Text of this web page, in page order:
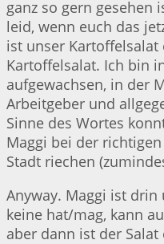
ganz so gern gesehen
leid, wenn euch das
ist unser Kartoffelsalat
Kartoffelsalat. Ich bin
aufgewachsen, in der
Arbeitgeber und
Sinne des Wortes
Maggi bei der
Stadt riechen
Anyway. Maggi ist
keine hat/mag, kann
aber dann ist der